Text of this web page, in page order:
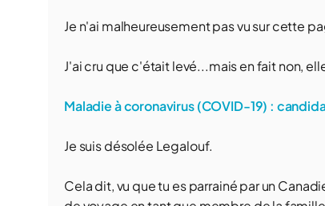
Je n'ai malheureusement pas vu sur cette
J'ai cru que c'était levé...mais en fait non,
Maladie à coronavirus (COVID-19) :
Je suis désolée Legalouf.
Cela dit, vu que tu es parrainé par un